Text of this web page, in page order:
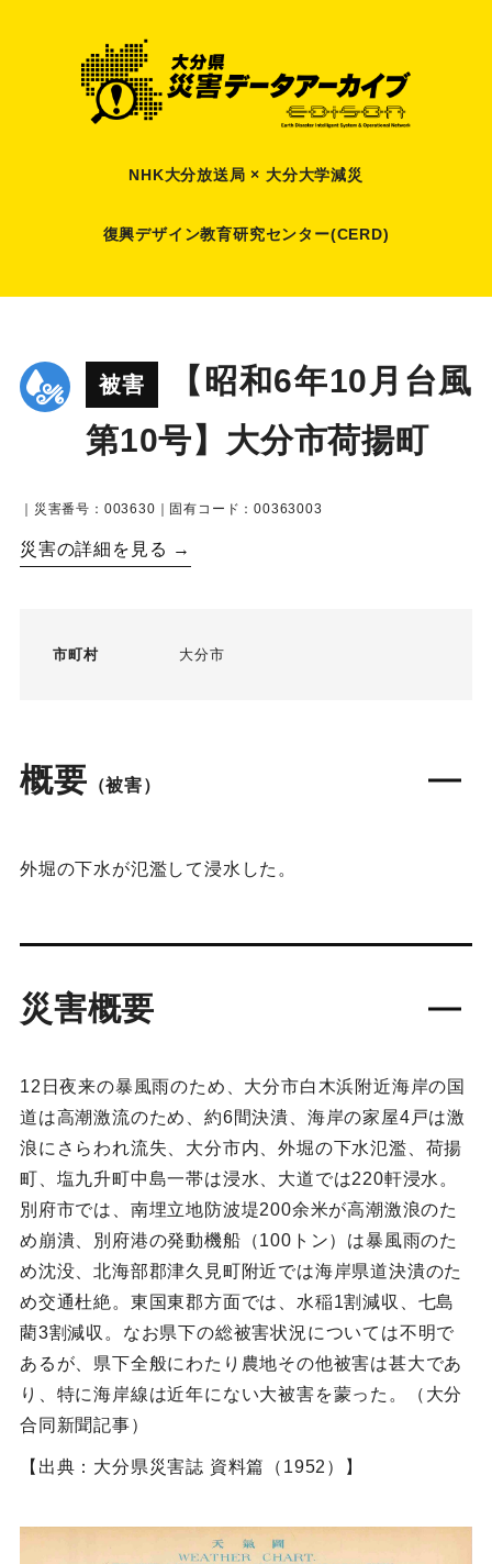
NHK大分放送局 × 大分大学減災
復興デザイン教育研究センター(CERD)
被害
【昭和6年10月台風
第10号】大分市荷揚町
｜災害番号：003630｜固有コード：00363003
災害の詳細を見る →
市町村 大分市
概要 （被害）
外堀の下水が氾濫して浸水した。
災害概要
12日夜来の暴風雨のため、大分市白木浜附近海岸の国
道は高潮激流のため、約6間決潰、海岸の家屋4戸は激
浪にさらわれ流失、大分市内、外堀の下水氾濫、荷揚
町、塩九升町中島一帯は浸水、大道では220軒浸水。
別府市では、南埋立地防波堤200余米が高潮激浪のた
め崩潰、別府港の発動機船（100トン）は暴風雨のた
め沈没、北海部郡津久見町附近では海岸県道決潰のた
め交通杜絶。東国東郡方面では、水稲1割減収、七島
藺3割減収。なお県下の総被害状況については不明で
あるが、県下全般にわたり農地その他被害は甚大であ
り、特に海岸線は近年にない大被害を蒙った。（大分
合同新聞記事）
【出典：大分県災害誌 資料篇（1952）】